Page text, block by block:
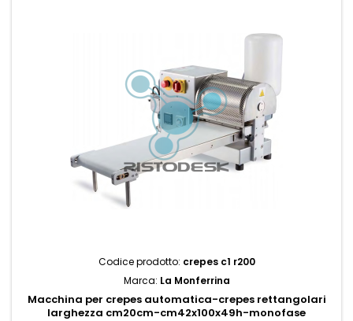
Codice prodotto: crepes c1 r200
Marca: La Monferrina
Macchina per crepes automatica-crepes rettangolari
larghezza cm20cm-cm42x100x49h-monofase